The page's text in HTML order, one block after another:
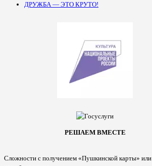
ДРУЖБА — ЭТО КРУТО!
РЕШАЕМ ВМЕСТЕ
Сложности с получением «Пушкинской карты» или